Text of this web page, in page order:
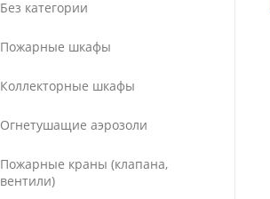
Без категории
Пожарные шкафы
Коллекторные шкафы
Огнетушащие аэрозоли
Пожарные краны (клапана,
вентили)